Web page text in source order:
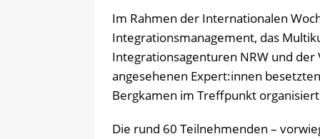
Im Rahmen der Internationalen
Integrationsmanagement, das
Integrationsagenturen NRW und
angesehenen Expert:innen
Bergkamen im Treffpunkt
Die rund 60 Teilnehmenden –